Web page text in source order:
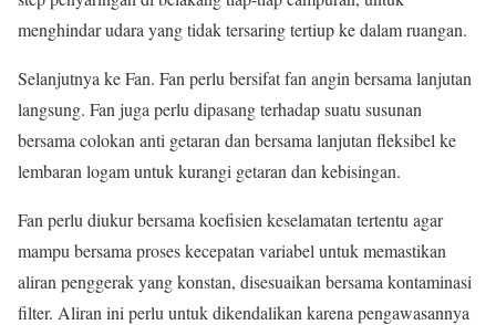
menghindar udara yang tidak tersaring tertiup ke dalam ruangan.
Selanjutnya ke Fan. Fan perlu bersifat fan angin bersama lanjutan
langsung. Fan juga perlu dipasang terhadap suatu susunan
bersama colokan anti getaran dan bersama lanjutan fleksibel ke
lembaran logam untuk kurangi getaran dan kebisingan.
Fan perlu diukur bersama koefisien keselamatan tertentu agar
mampu bersama proses kecepatan variabel untuk memastikan
aliran penggerak yang konstan, disesuaikan bersama kontaminasi
filter. Aliran ini perlu untuk dikendalikan karena pengawasannya